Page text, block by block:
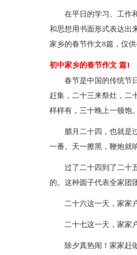
在平日的学习、工作
和思想用书面形式表达出
家乡的春节作文8篇，仅供
初中家乡的春节作文 篇1
春节是中国的传统节
赶集，二十三来祭灶，二
样样有，三十晚上一顿饱。
腊月二十四，也就是
一番。天一擦黑，鞭炮就
过了二十四到了二十
的。这种圆子代表全家团
二十六这一天，家家
二十七这一天，家家
除夕真热闹！家家赶